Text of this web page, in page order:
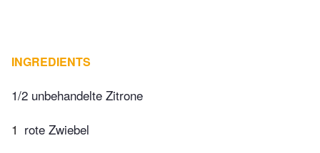
INGREDIENTS
1/2 unbehandelte Zitrone
1 rote Zwiebel